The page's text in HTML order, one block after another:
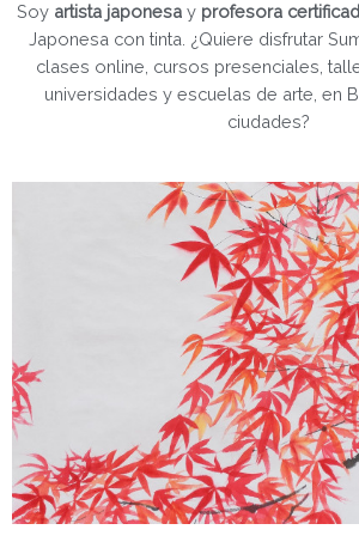
Soy artista japonesay profesora
Japonesa con tinta. ¿Quiere disfrutar
clases online, cursos presenciales,
universidades y escuelas de arte, en
ciudades?